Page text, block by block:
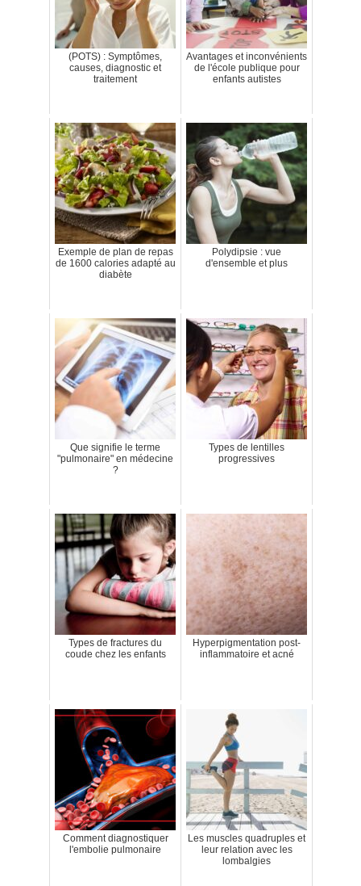
(POTS) : Symptômes,
causes, diagnostic et
traitement
Avantages et inconvénients
de l'école publique pour
enfants autistes
Exemple de plan de repas
de 1600 calories adapté au
diabète
Polydipsie : vue
d'ensemble et plus
Que signifie le terme
"pulmonaire" en médecine
?
Types de lentilles
progressives
Types de fractures du
coude chez les enfants
Hyperpigmentation post-
inflammatoire et acné
Comment diagnostiquer
l'embolie pulmonaire
Les muscles quadruples et
leur relation avec les
lombalgies